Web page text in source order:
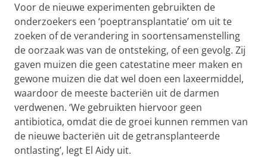
Voor de nieuwe experimenten gebruikten de
onderzoekers een ‘poeptransplantatie’ om uit te
zoeken of de verandering in soortensamenstelling
de oorzaak was van de ontsteking, of een gevolg. Zij
gaven muizen die geen catestatine meer maken en
gewone muizen die dat wel doen een laxeermiddel,
waardoor de meeste bacteriën uit de darmen
verdwenen. ‘We gebruikten hiervoor geen
antibiotica, omdat die de groei kunnen remmen van
de nieuwe bacteriën uit de getransplanteerde
ontlasting’, legt El Aidy uit.